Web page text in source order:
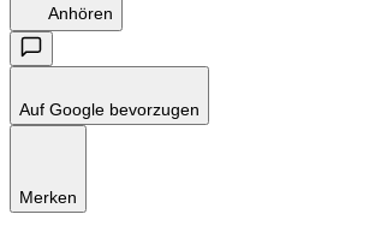
Anhören
Auf Google bevorzugen
Merken